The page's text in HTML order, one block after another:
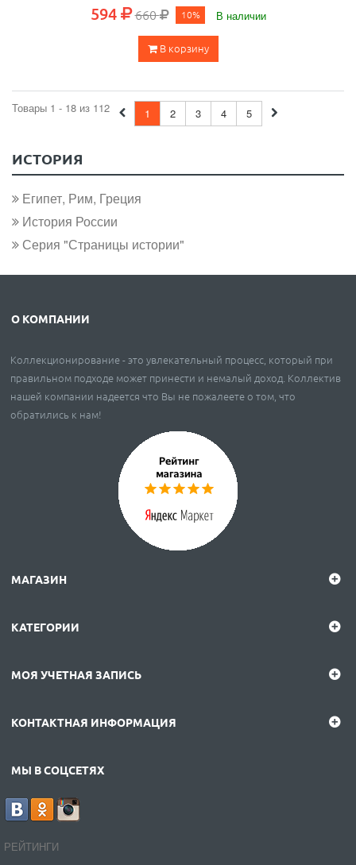
594 660 10% В наличии
В корзину
Товары 1 - 18 из 112 1 2 3 4 5
ИСТОРИЯ
Египет, Рим, Греция
История России
Серия "Страницы истории"
О КОМПАНИИ
Коллекционирование - это увлекательный процесс, который при
правильном подходе может принести и немалый доход. Коллектив
нашей компании надеется что Вы не пожалеете о том, что
обратились к нам!
МАГАЗИН
КАТЕГОРИИ
МОЯ УЧЕТНАЯ ЗАПИСЬ
КОНТАКТНАЯ ИНФОРМАЦИЯ
МЫ В СОЦСЕТЯХ
РЕЙТИНГИ